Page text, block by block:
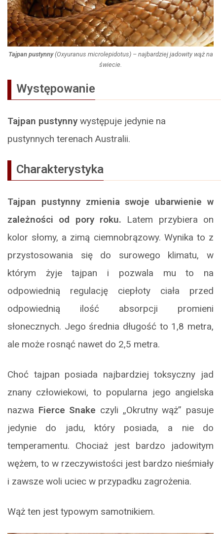
Tajpan pustynny(Oxyuranus microlepidotus)– najbardziej jadowity wąż na
świecie.
Występowanie
Tajpan pustynnywystępuje jedynie na
pustynnych terenach Australii.
Charakterystyka
Tajpan pustynnyzmienia swoje ubarwienie w
zależności od pory roku. Latem przybiera on
kolor słomy, a zimą ciemnobrązowy. Wynika to z
przystosowania się do surowego klimatu, w
którym żyje tajpan i pozwala mu to na
odpowiednią regulację ciepłoty ciała przed
odpowiednią ilość absorpcji promieni
słonecznych. Jego średnia długość to 1,8 metra,
ale może rosnąć nawet do 2,5 metra.
Choć tajpan posiada najbardziej toksyczny jad
znany człowiekowi, to popularna jego angielska
nazwa Fierce Snake czyli „Okrutny wąż” pasuje
jedynie do jadu, który posiada, a nie do
temperamentu. Chociaż jest bardzo jadowitym
wężem, to w rzeczywistości jest bardzo nieśmiały
i zawsze woli uciec w przypadku zagrożenia.
Wąż ten jest typowym samotnikiem.